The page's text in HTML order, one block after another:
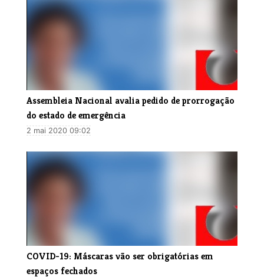
Assembleia Nacional avalia pedido de prorrogação
do estado de emergência
2 mai 2020 09:02
COVID-19: Máscaras vão ser obrigatórias em
espaços fechados